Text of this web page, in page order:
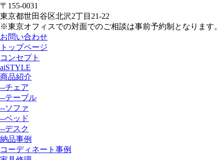
〒155-0031
東京都世田谷区北沢2丁目21-22
※東京オフィスでの対面でのご相談は事前予約制となります。
お問い合わせ
トップページ
コンセプト
aiSTYLE
商品紹介
--チェア
--テーブル
--ソファ
--ベッド
--デスク
納品事例
コーディネート事例